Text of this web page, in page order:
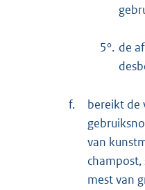
5°. de
f.
bereikt de
van
champost,
mest van